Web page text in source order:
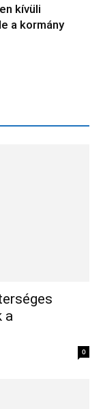
kívüli
a kormány
a
0